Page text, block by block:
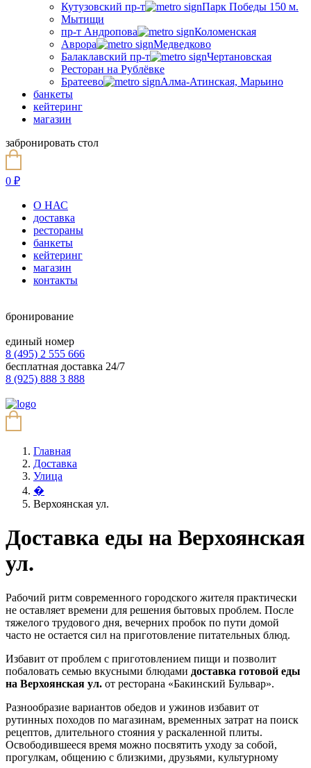
Кутузовский пр-т
Парк Победы 150 м.
Мытищи
пр-т Андропова
Коломенская
Аврора
Медведково
Балаклавский пр-т
Чертановская
Ресторан на Рублёвке
Братеево
Алма-Атинская, Марьино
банкеты
кейтеринг
магазин
забронировать стол
0 ₽
О НАС
доставка
рестораны
банкеты
кейтеринг
магазин
контакты
бронирование
единый номер
8 (495) 2 555 666
бесплатная доставка 24/7
8 (925) 888 3 888
Главная
Доставка
Улица
�
Верхоянская ул.
Доставка еды на Верхоянская
ул.
Рабочий ритм современного городского жителя практически
не оставляет времени для решения бытовых проблем. После
тяжелого трудового дня, вечерних пробок по пути домой
часто не остается сил на приготовление питательных блюд.
Избавит от проблем с приготовлением пищи и позволит
побаловать семью вкусными блюдами доставка готовой еды
на Верхоянская ул. от ресторана «Бакинский Бульвар».
Разнообразие вариантов обедов и ужинов избавит от
рутинных походов по магазинам, временных затрат на поиск
рецептов, длительного стояния у раскаленной плиты.
Освободившееся время можно посвятить уходу за собой,
прогулкам, общению с близкими, друзьями, культурному